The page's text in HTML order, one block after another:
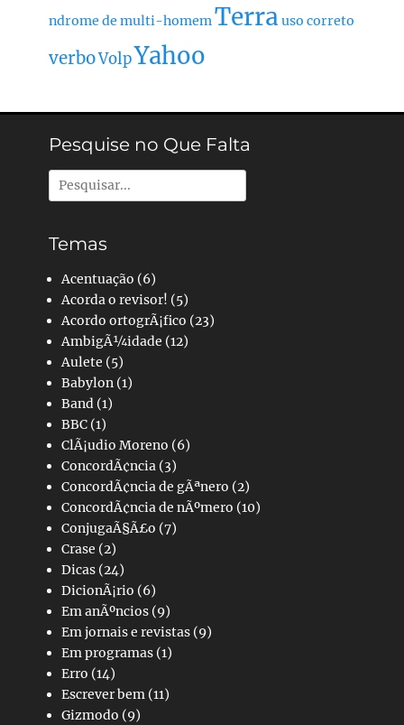
ndrome de multi-homemTerra uso correto
verboVolpYahoo
Pesquise no Que Falta
Pesquisar
por:
Temas
Acentuação (6)
Acorda o revisor! (5)
Acordo ortogrÃ¡fico (23)
AmbigÃ¼idade (12)
Aulete (5)
Babylon (1)
Band (1)
BBC (1)
ClÃ¡udio Moreno (6)
ConcordÃ¢ncia (3)
ConcordÃ¢ncia de gÃªnero (2)
ConcordÃ¢ncia de nÃºmero (10)
ConjugaÃ§Ã£o (7)
Crase (2)
Dicas (24)
DicionÃ¡rio (6)
Em anÃºncios (9)
Em jornais e revistas (9)
Em programas (1)
Erro (14)
Escrever bem (11)
Gizmodo (9)